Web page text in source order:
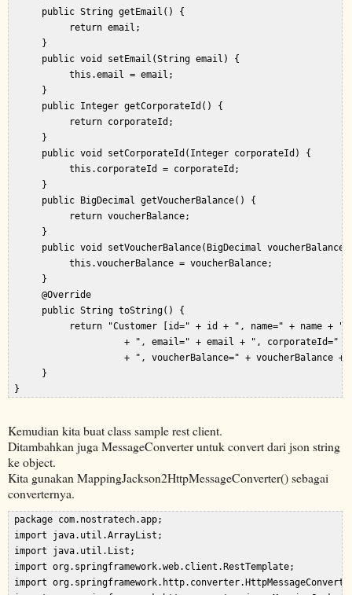
      public String getEmail() {
           return email;
      }
      public void setEmail(String email) {
           this.email = email;
      }
      public Integer getCorporateId() {
           return corporateId;
      }
      public void setCorporateId(Integer corporateId) {
           this.corporateId = corporateId;
      }
      public BigDecimal getVoucherBalance() {
           return voucherBalance;
      }
public void setVoucherBalance(BigDecimal
           this.voucherBalance = voucherBalance;
      }
      @Override
      public String toString() {
return "Customer [id=" + id + ", name=" + name +
+ ", email=" + email + ", corporateId="
+ ", voucherBalance=" + voucherBalance
      }
Kemudian kita buat class sample rest client.
Ditambahkan juga MessageConverter untuk convert dari json string
ke object.
Kita gunakan MappingJackson2HttpMessageConverter() sebagai
converternya.
package com.nostratech.app;
import java.util.ArrayList;
import java.util.List;
import org.springframework.web.client.RestTemplate;
import